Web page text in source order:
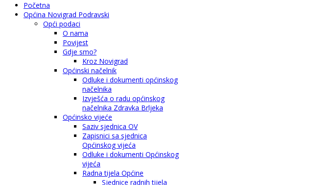
Početna
Općina Novigrad Podravski
Opći podaci
O nama
Povijest
Gdje smo?
Kroz Novigrad
Općinski načelnik
Odluke i dokumenti općinskog
načelnika
Izvješća o radu općinskog
načelnika Zdravka Brljeka
Općinsko vijeće
Saziv sjednica OV
Zapisnici sa sjednica
Općinskog vijeća
Odluke i dokumenti Općinskog
vijeća
Radna tijela Općine
Sjednice radnih tijela